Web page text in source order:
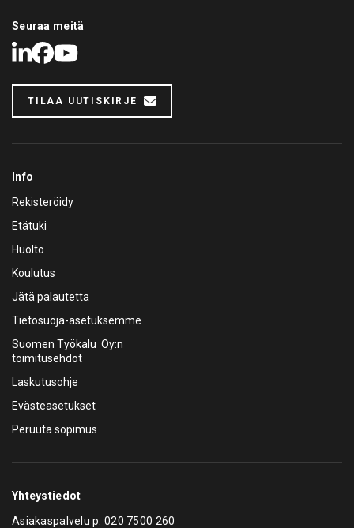
Seuraa meitä
LinkedIn
Facebook
Youtube
TILAA UUTISKIRJE
Info
Rekisteröidy
Etätuki
Huolto
Koulutus
Jätä palautetta
Tietosuoja-asetuksemme
Suomen Työkalu Oy:n
toimitusehdot
Laskutusohje
Evästeasetukset
Peruuta sopimus
Yhteystiedot
Asiakaspalvelu p.020 7500 260